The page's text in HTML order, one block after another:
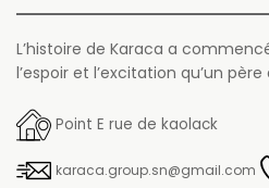
L’histoire de Karaca a
l’espoir et l’excitation qu’un
Point E rue de kaolack
karaca.group.sn@gmail.com